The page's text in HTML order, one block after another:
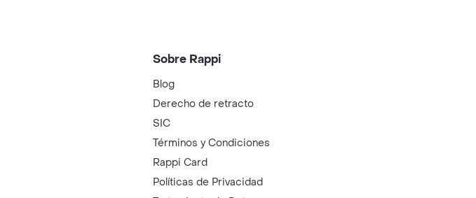
Sobre Rappi
Blog
Derecho de retracto
SIC
Términos y Condiciones
Rappi Card
Políticas de Privacidad